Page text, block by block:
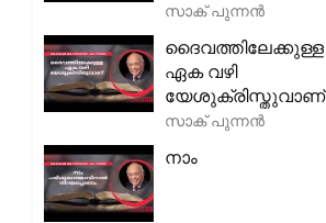
സാക് പുന്നൻ
ദൈവത്തിലേക്കുള്ള
ഏക വഴി
യേശുക്രിസ്തുവാണ്
സാക് പുന്നൻ
നാം